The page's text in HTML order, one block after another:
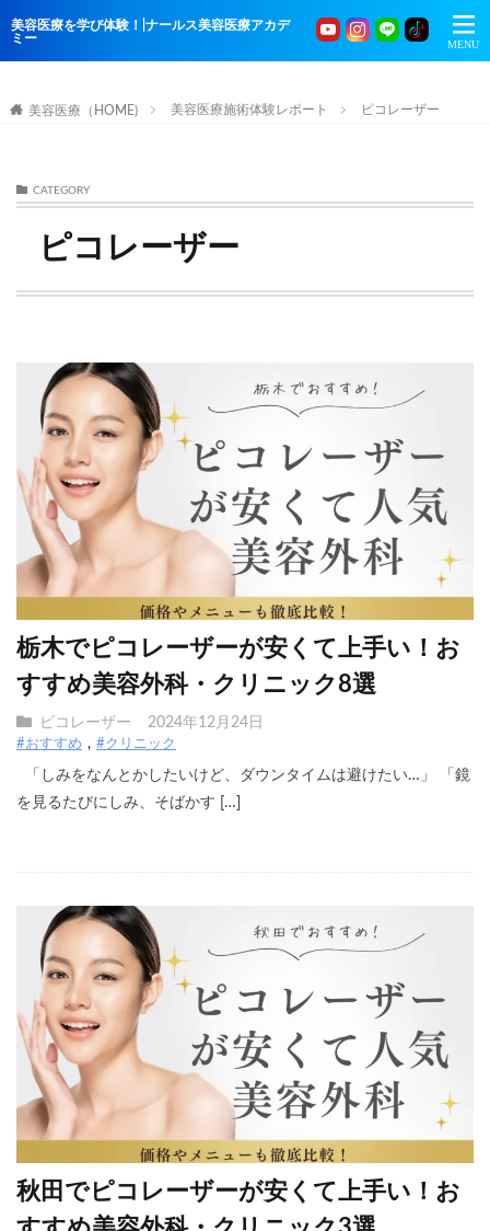
美容医療を学び体験！|ナールス美容医療アカデ
ミー
美容医療（HOME) 美容医療施術体験レポート ピコレーザー
CATEGORY
ピコレーザー
栃木でピコレーザーが安くて上手い！お
すすめ美容外科・クリニック8選
ピコレーザー 2024年12月24日
#おすすめ #クリニック
「しみをなんとかしたいけど、ダウンタイムは避けたい…」 「鏡
を見るたびにしみ、そばかす […]
秋田でピコレーザーが安くて上手い！お